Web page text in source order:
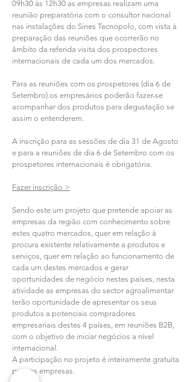
09h30 às 12h30 as empresas realizam uma
reunião preparatória com o consultor nacional
nas instalações do Sines Tecnopolo, com vista à
preparação das reuniões que ocorrerão no
âmbito da referida visita dos prospectores
internacionais de cada um dos mercados.
Para as reuniões com os prospetores (dia 6 de
Setembro) os empresários poderão fazer-se
acompanhar dos produtos para degustação se
assim o entenderem.
A inscrição para as sessões de dia 31 de Agosto
e para a reuniões de dia 6 de Setembro com os
prospetores internacionais é obrigatória.
Fazer inscrição >
Sendo este um projeto que pretende apoiar as
empresas da região com conhecimento sobre
estes quatro mercados, quer em relação à
procura existente relativamente a produtos e
serviços, quer em relação ao funcionamento de
cada um destes mercados e gerar
oportunidades de negócio nestes países, nesta
atividade as empresas do sector agroalimentar
terão oportunidade de apresentar os seus
produtos a potenciais compradores
empresariais destes 4 países, em reuniões B2B,
com o objetivo de iniciar negócios a nível
internacional.
A participação no projeto é inteiramente gratuita
para as empresas.